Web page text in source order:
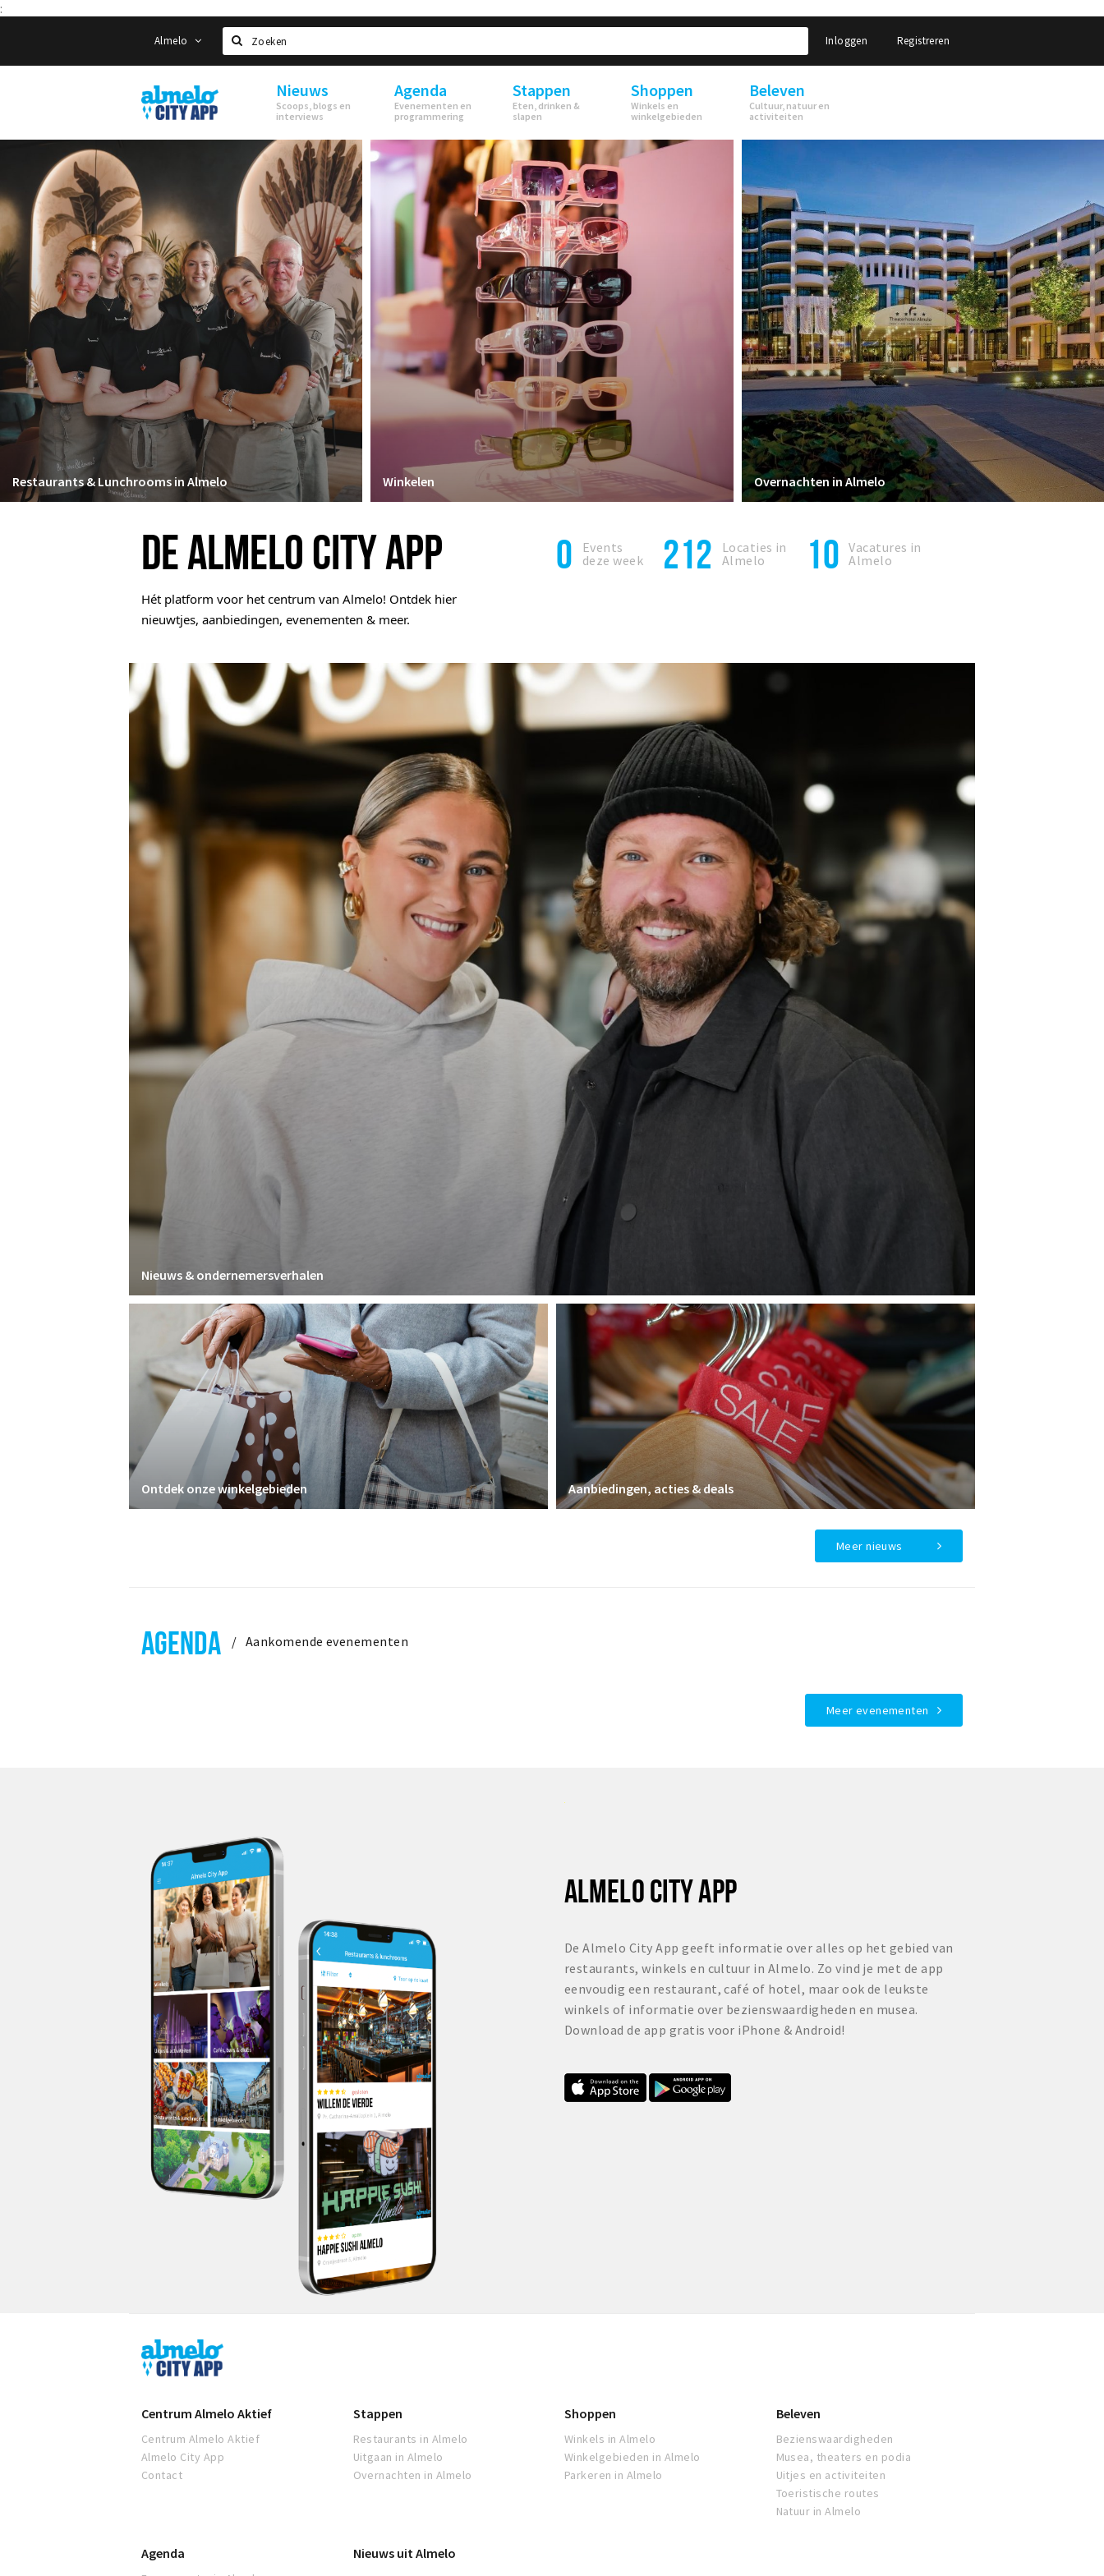
:
Almelo
Zoeken
Inloggen Registreren
Almelo
City
App
Nieuws
Scoops, blogs en
interviews
Agenda
Evenementen en
programmering
Stappen
Eten, drinken &
slapen
Shoppen
Winkels en
winkelgebieden
Beleven
Cultuur, natuur en
activiteiten
Restaurants & Lunchrooms in Almelo Winkelen Overnachten in Almelo
DE ALMELO CITY APP
Hét platform voor het centrum van Almelo! Ontdek hier
nieuwtjes, aanbiedingen, evenementen & meer.
0
Events
deze week
212
Locaties in
Almelo
10
Vacatures in
Almelo
Nieuws & ondernemersverhalen
Ontdek onze winkelgebieden Aanbiedingen, acties & deals
Meer nieuws
AGENDA Aankomende evenementen
Meer evenementen
ALMELO CITY APP
De Almelo City App geeft informatie over alles op het gebied van
restaurants, winkels en cultuur in Almelo. Zo vind je met de app
eenvoudig een restaurant, café of hotel, maar ook de leukste
winkels of informatie over bezienswaardigheden en musea.
Download de app gratis voor iPhone & Android!
Almelo
City
App
Centrum Almelo Aktief
Centrum Almelo Aktief
Almelo City App
Contact
Stappen
Restaurants in Almelo
Uitgaan in Almelo
Overnachten in Almelo
Shoppen
Winkels in Almelo
Winkelgebieden in Almelo
Parkeren in Almelo
Beleven
Bezienswaardigheden
Musea, theaters en podia
Uitjes en activiteiten
Toeristische routes
Natuur in Almelo
Agenda Nieuws uit Almelo